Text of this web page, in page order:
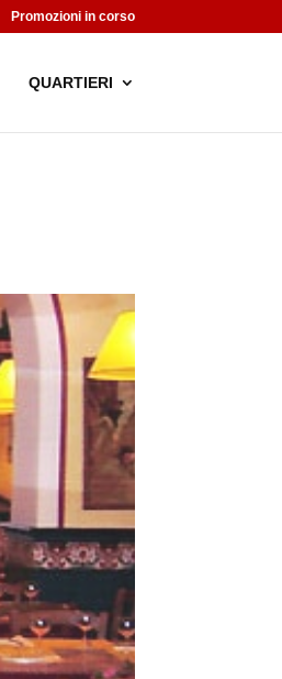
Promozioni in corso
QUARTIERI